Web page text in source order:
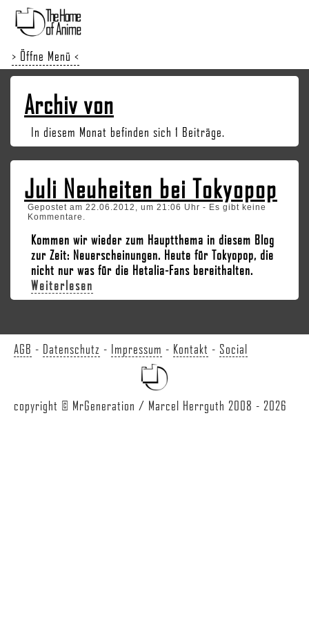
> Öffne Menü <
Archiv von
In diesem Monat befinden sich 1 Beiträge.
Juli Neuheiten bei Tokyopop
Gepostet am 22.06.2012, um 21:06 Uhr - Es gibt keine
Kommentare.
Kommen wir wieder zum Hauptthema in diesem Blog
zur Zeit: Neuerscheinungen. Heute für Tokyopop, die
nicht nur was für die Hetalia-Fans bereithalten.
Weiterlesen
AGB - Datenschutz - Impressum - Kontakt - Social
copyright © MrGeneration / Marcel Herrguth 2008 - 2026